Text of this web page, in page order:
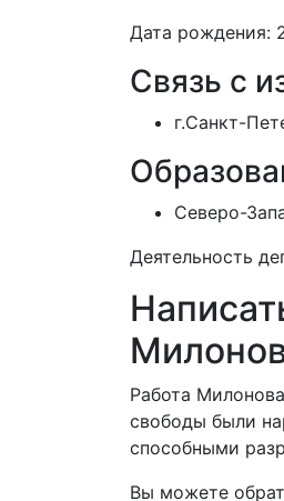
Дата рождения:
Связь с
г.Санкт-
Северо-
Деятельность
Работа
свободы были
способными
Вы можете